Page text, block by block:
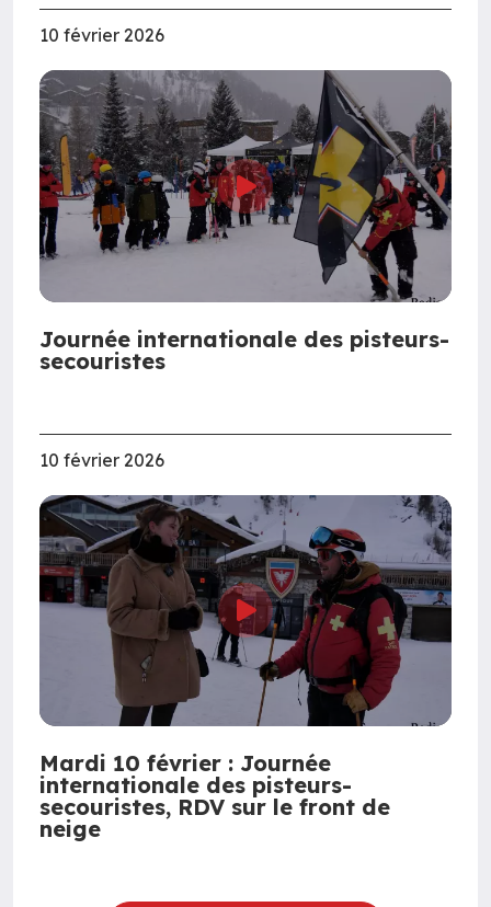
10 février 2026
Journée internationale des pisteurs-
secouristes
10 février 2026
Mardi 10 février : Journée
internationale des pisteurs-
secouristes, RDV sur le front de
neige